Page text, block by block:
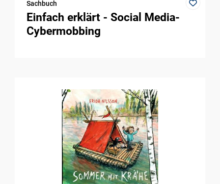
Sachbuch
Einfach erklärt - Social Media-
Cybermobbing